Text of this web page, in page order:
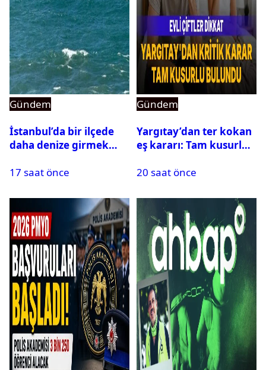
Gündem
İstanbul’da bir ilçede
daha denize girmek
17 saat önce
Gündem
Yargıtay’dan ter kokan
eş kararı: Tam kusurlu
20 saat önce